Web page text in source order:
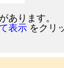
あります。
表示 をクリ